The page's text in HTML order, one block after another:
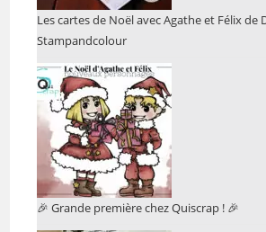
Les cartes de Noël avec Agathe et Félix de
Stampandcolour
🎉 Grande première chez Quiscrap ! 🎉